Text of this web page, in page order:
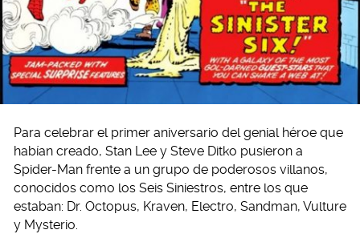
Para celebrar el primer aniversario del genial héroe que
habían creado, Stan Lee y Steve Ditko pusieron a
Spider-Man frente a un grupo de poderosos villanos,
conocidos como los Seis Siniestros, entre los que
estaban: Dr. Octopus, Kraven, Electro, Sandman, Vulture
y Mysterio.